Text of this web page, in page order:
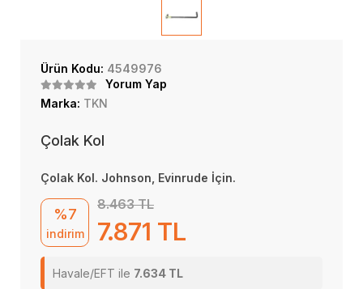
Ürün Kodu: 4549976
Yorum Yap
Marka: TKN
Çolak Kol
Çolak Kol. Johnson, Evinrude İçin.
%7
indirim
8.463 TL
7.871 TL
Havale/EFT ile 7.634 TL